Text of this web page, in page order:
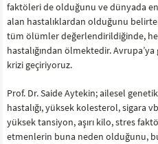
faktöleri de olduğunu ve dünyada
alan hastalıklardan olduğunu
tüm ölümler değerlendirildiğinde,
hastalığından ölmektedir.
krizi geçiriyoruz.
Prof. Dr. Saide Aytekin; ailesel
hastalığı, yüksek kolesterol, sigara
yüksek tansiyon, aşırı kilo, stres
etmenlerin buna neden olduğunu,